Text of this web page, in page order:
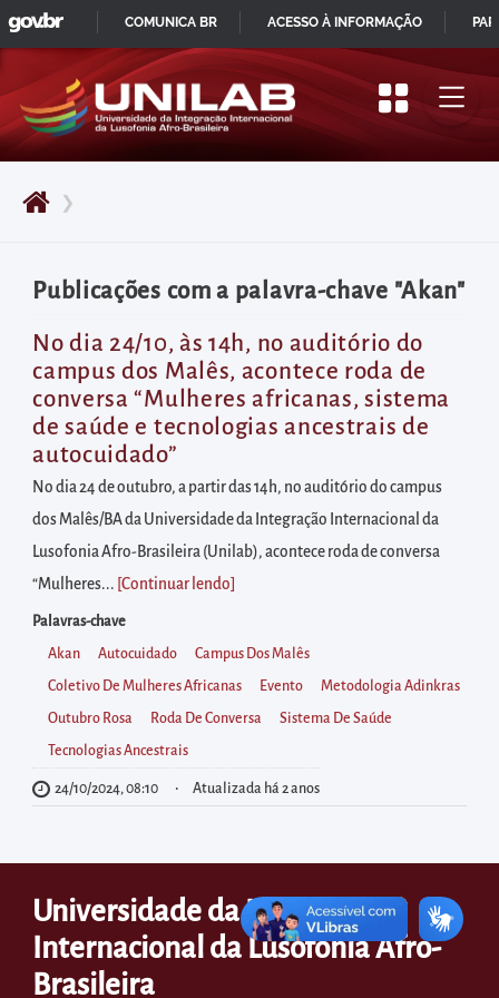
Pular
para
início
do
principal
Acessar
diretamente
o
menu
principal
Acessar
diretamente
à
área
para
realizar
buscas
internas
Acessar
diretamente
as
rodapé
❯
Publicações com a palavra-chave "Akan"
No dia 24/10, às 14h, no auditório do
campus dos Malês, acontece roda de
conversa “Mulheres africanas, sistema
de saúde e tecnologias ancestrais de
autocuidado”
No dia 24 de outubro, a partir das 14h, no auditório do campus
dos Malês/BA da Universidade da Integração Internacional da
Lusofonia Afro-Brasileira (Unilab), acontece roda de conversa
“Mulheres... [Continuar lendo
Palavras-chave
Akan Autocuidado Campus Dos Malês
Coletivo De Mulheres Africanas Evento Metodologia Adinkras
Outubro Rosa Roda De Conversa Sistema De Saúde
Tecnologias Ancestrais
24/10/2024, 08:10 Atualizada há 2 anos
Universidade da Integração
Internacional da Lusofonia Afro-
Brasileira
IR
PARA
CONTEÚDO
GOVBR
COMUNICA BR ACESSO À INFORMAÇÃO